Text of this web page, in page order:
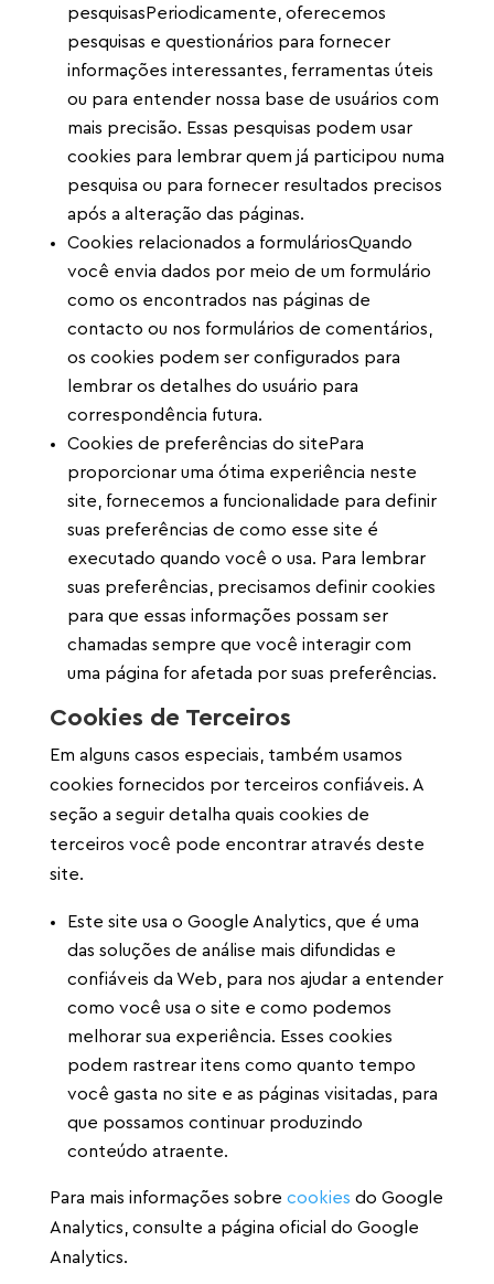
pesquisasPeriodicamente, oferecemos
pesquisas e questionários para fornecer
informações interessantes, ferramentas úteis
ou para entender nossa base de usuários com
mais precisão. Essas pesquisas podem usar
cookies para lembrar quem já participou numa
pesquisa ou para fornecer resultados precisos
após a alteração das páginas.
Cookies relacionados a formuláriosQuando
você envia dados por meio de um formulário
como os encontrados nas páginas de
contacto ou nos formulários de comentários,
os cookies podem ser configurados para
lembrar os detalhes do usuário para
correspondência futura.
Cookies de preferências do sitePara
proporcionar uma ótima experiência neste
site, fornecemos a funcionalidade para definir
suas preferências de como esse site é
executado quando você o usa. Para lembrar
suas preferências, precisamos definir cookies
para que essas informações possam ser
chamadas sempre que você interagir com
uma página for afetada por suas preferências.
Cookies de Terceiros
Em alguns casos especiais, também usamos
cookies fornecidos por terceiros confiáveis. A
seção a seguir detalha quais cookies de
terceiros você pode encontrar através deste
site.
Este site usa o Google Analytics, que é uma
das soluções de análise mais difundidas e
confiáveis ​​da Web, para nos ajudar a entender
como você usa o site e como podemos
melhorar sua experiência. Esses cookies
podem rastrear itens como quanto tempo
você gasta no site e as páginas visitadas, para
que possamos continuar produzindo
conteúdo atraente.
Para mais informações sobre cookies do Google
Analytics, consulte a página oficial do Google
Analytics.